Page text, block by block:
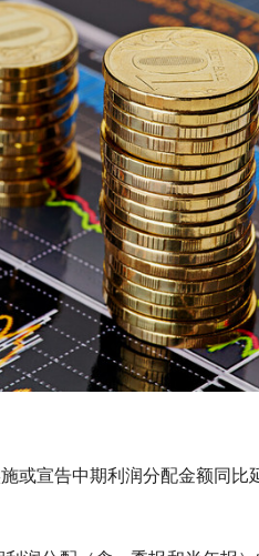
或宣告中期利润分配金额同比